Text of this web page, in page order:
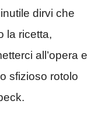
dirvi che
la ricetta,
all’opera e
sfizioso rotolo